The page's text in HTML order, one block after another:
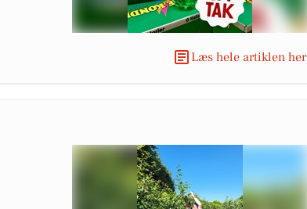
Læs hele artiklen her